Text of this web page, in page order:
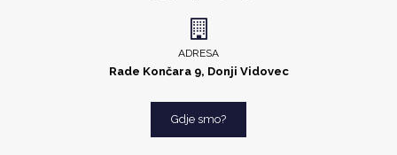
ADRESA
Rade Končara 9, Donji Vidovec
Gdje smo?